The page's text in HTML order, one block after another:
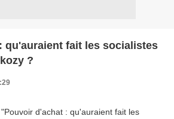
qu'auraient fait les socialistes
?